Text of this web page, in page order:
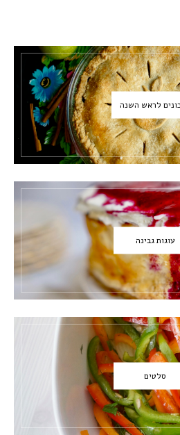
לראש השנה
עוגות גבינה
סלטים